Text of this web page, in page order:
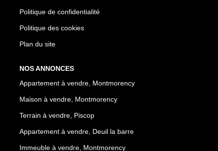
Politique de confidentialité
Politique des cookies
Plan du site
NOS ANNONCES
Appartement à vendre, Montmorency
Maison à vendre, Montmorency
Terrain à vendre, Piscop
Appartement à vendre, Deuil la barre
Immeuble à vendre, Montmorency